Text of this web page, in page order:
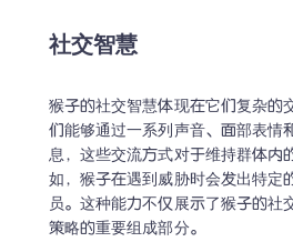
社交智慧
猴子的社交智慧体现在它们复杂的
们能够通过一系列声音、面部表情
息，这些交流方式对于维持群体内
如，猴子在遇到威胁时会发出特定
员。这种能力不仅展示了猴子的社
策略的重要组成部分。